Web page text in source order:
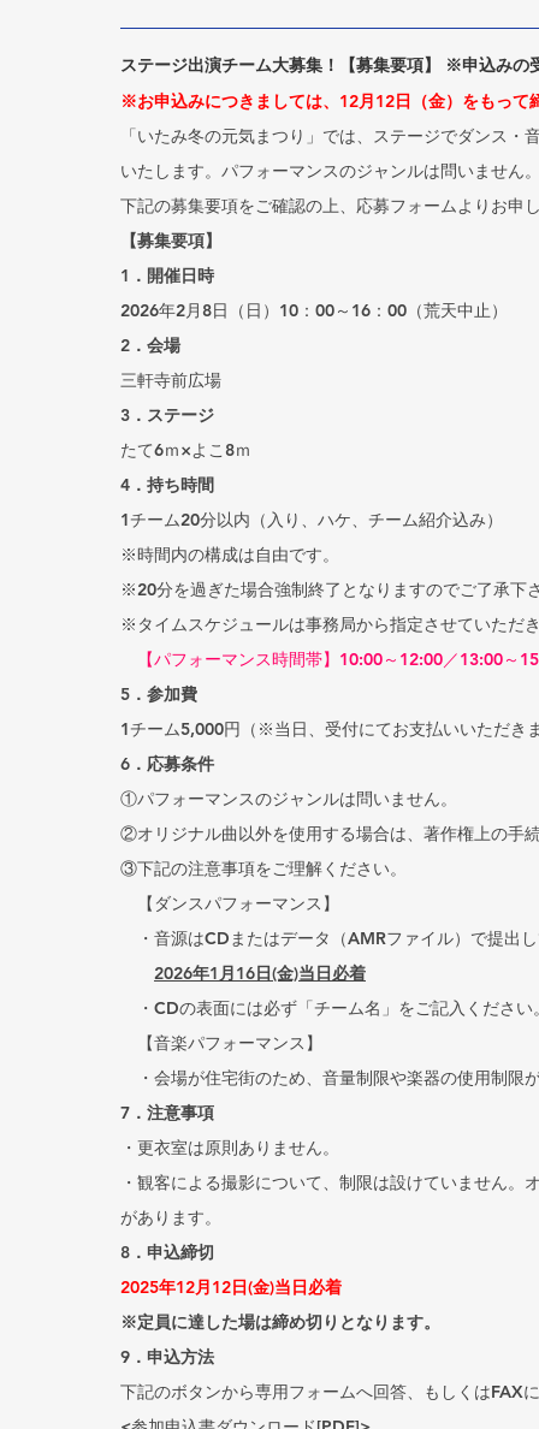
ステージ出演チーム大募集！【募集要項】 ※申込みの
※お申込みにつきましては、12月12日（金）をもって
「いたみ冬の元気まつり」では、ステージでダンス
いたします。パフォーマンスのジャンルは問いません
下記の募集要項をご確認の上、応募フォームよりお申
【募集要項】
1．開催日時
2026年2月8日（日）10：00～16：00（荒天中止）
2．会場
三軒寺前広場
3．ステージ
たて6ｍ×よこ8ｍ
4．持ち時間
1チーム20分以内（入り、ハケ、チーム紹介込み）
※時間内の構成は自由です。
※20分を過ぎた場合強制終了となりますのでご了承下
※タイムスケジュールは事務局から指定させていただ
【パフォーマンス時間帯】10:00～12:00／13:00～
5．参加費
1チーム5,000円（※当日、受付にてお支払いいただ
6．応募条件
①パフォーマンスのジャンルは問いません。
②オリジナル曲以外を使用する場合は、著作権上の手
③下記の注意事項をご理解ください。
【ダンスパフォーマンス】
・音源はCDまたはデータ（AMRファイル）で提出
2026年1月16日(金)当日必着
・CDの表面には必ず「チーム名」をご記入ください
【音楽パフォーマンス】
・会場が住宅街のため、音量制限や楽器の使用制限
7．注意事項
・更衣室は原則ありません。
・観客による撮影について、制限は設けていません
があります。
8．申込締切
2025年12月12日(金)当日必着
※定員に達した場は締め切りとなります。
9．申込方法
下記のボタンから専用フォームへ回答、もしくはFAX